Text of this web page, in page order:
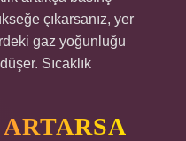
çıkarsanız, yer
gaz yoğunluğu
Sıcaklık